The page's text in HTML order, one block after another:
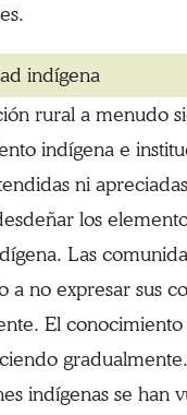
indígena
rural a menudo
indígena e
ni
los
Las
a no expresar sus
El conocimiento
indígenas se han